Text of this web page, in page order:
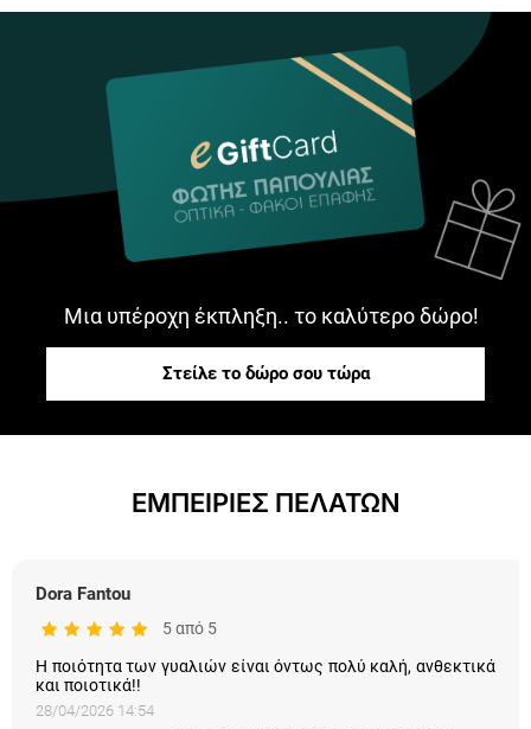
Μια υπέροχη έκπληξη.. το καλύτερο δώρο!
Στείλε το δώρο σου τώρα
ΕΜΠΕΙΡΙΕΣ ΠΕΛΑΤΩΝ
Dora Fantou
5 από 5
Η ποιότητα των γυαλιών είναι όντως πολύ καλή, ανθεκτικά
και ποιοτικά!!
28/04/2026 14:54